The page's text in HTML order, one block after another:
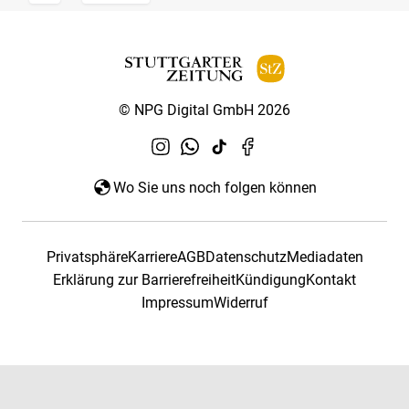
© NPG Digital GmbH 2026
Wo Sie uns noch folgen können
PrivatsphäreKarriereAGBDatenschutzMediadaten
Erklärung zur BarrierefreiheitKündigungKontakt
ImpressumWiderruf